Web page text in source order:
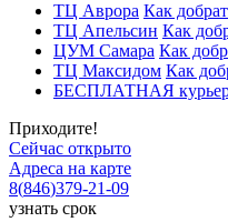
ТЦ Аврора Как
ТЦ Апельсин Как
ЦУМ Самара Как
ТЦ Максидом Как
БЕСПЛАТНАЯ
Приходите!
Сейчас открыто
Адреса на карте
8(846)379-21-09
узнать срок